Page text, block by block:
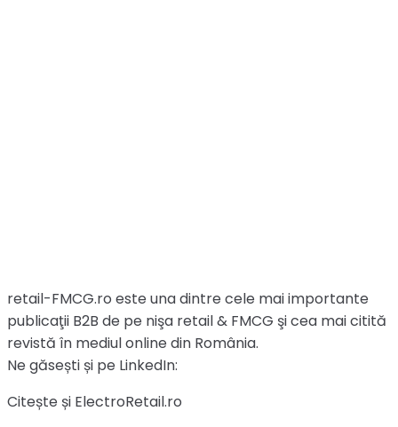
retail-FMCG.ro este una dintre cele mai importante
publicaţii B2B de pe nişa retail & FMCG şi cea mai citită
revistă în mediul online din România.
Ne găsești și pe LinkedIn:
Citește și ElectroRetail.ro